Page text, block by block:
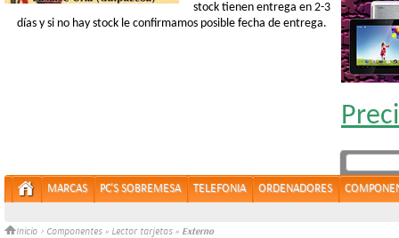
stock tienen entrega en 2-3
días y si no hay stock le confirmamos posible fecha de entrega.
MARCAS PC'S SOBREMESA TELEFONIA ORDENADORES
Inicio > Componentes » Lector tarjetas » Externo